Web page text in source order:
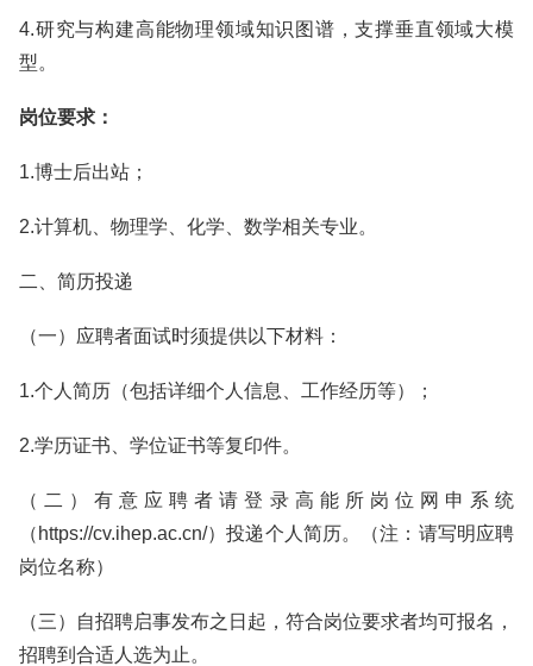
4.研究与构建高能物理领域知识图谱，支撑垂直领域大模
型。
岗位要求：
1.博士后出站；
2.计算机、物理学、化学、数学相关专业。
二、简历投递
（一）应聘者面试时须提供以下材料：
1.个人简历（包括详细个人信息、工作经历等）；
2.学历证书、学位证书等复印件。
（二）有意应聘者请登录高能所岗位网申系统
（https://cv.ihep.ac.cn/）投递个人简历。（注：请写明应聘
岗位名称）
（三）自招聘启事发布之日起，符合岗位要求者均可报名，
招聘到合适人选为止。